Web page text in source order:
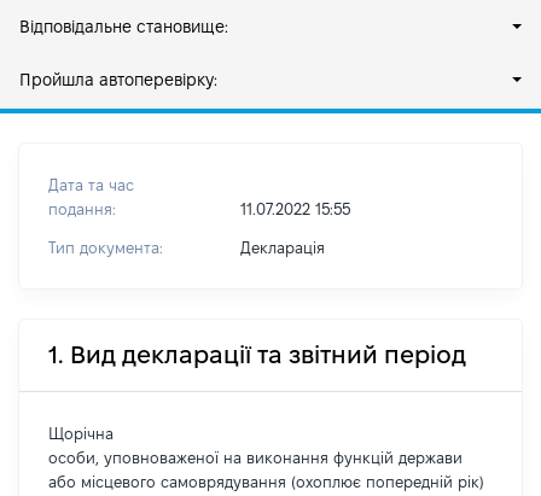
Відповідальне становище:
Пройшла автоперевірку:
Дата та час
подання:
11.07.2022 15:55
Тип документа: Декларація
1. Вид декларації та звітний період
Щорічна
особи, уповноваженої на виконання функцій держави
або місцевого самоврядування (охоплює попередній рік)